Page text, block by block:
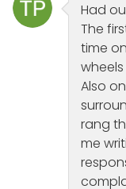
Had
The
time
Also
rang
me